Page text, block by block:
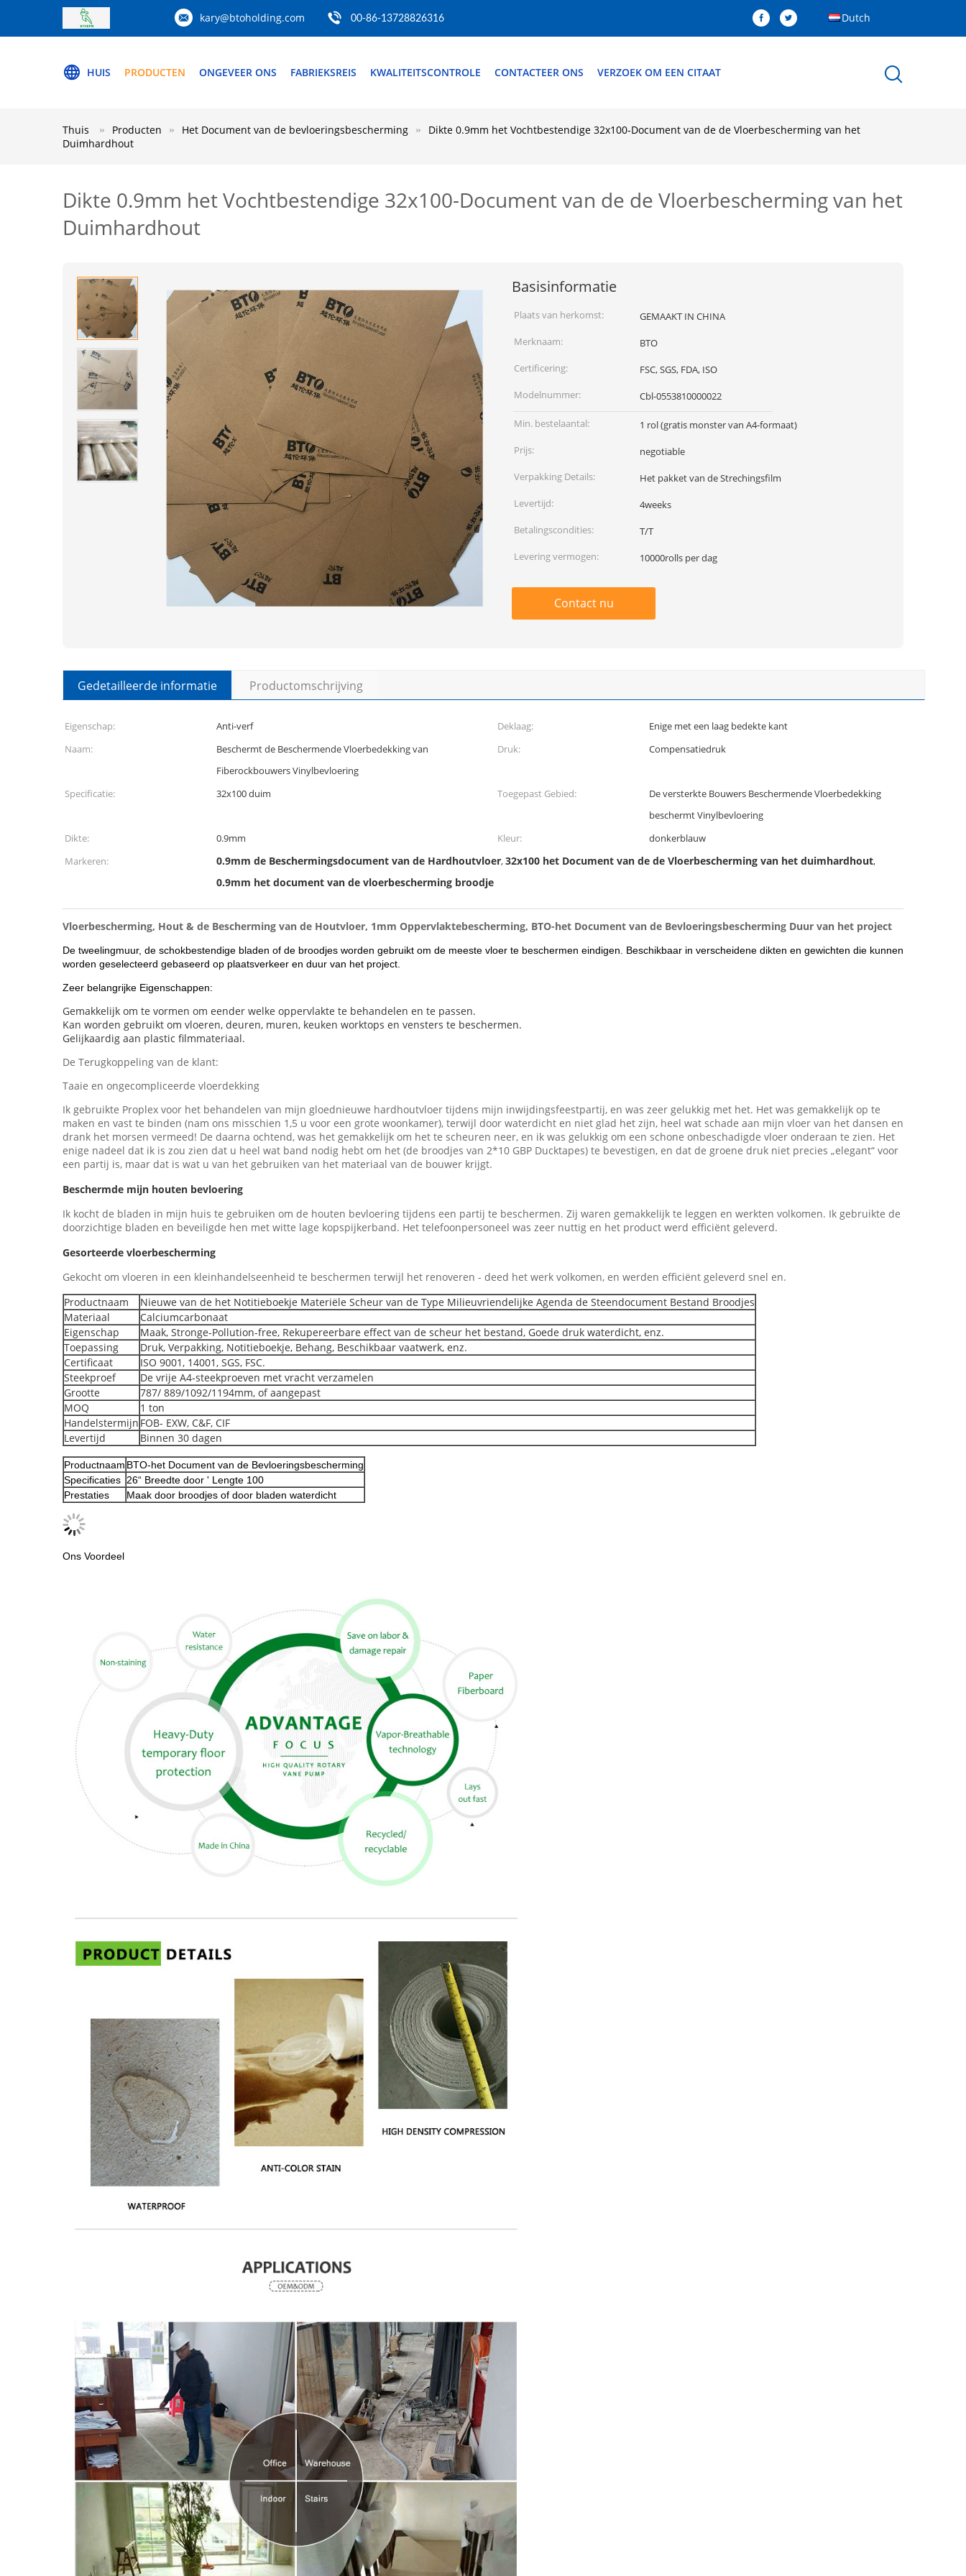
VERZENDEN
kary@btoholding.com 00-86-13728826316 Dutch
HUIS PRODUCTEN ONGEVEER ONS FABRIEKSREIS KWALITEITSCONTROLE CONTACTEER ONS VERZOEK OM EEN CITAAT
Thuis Producten Het Document van de bevloeringsbescherming
Dikte 0.9mm het Vochtbestendige 32x100-Document van de de Vloerbescherming van het
Duimhardhout
Dikte 0.9mm het Vochtbestendige 32x100-Document van de de Vloerbescherming van het
Duimhardhout
Basisinformatie
Plaats van herkomst:
GEMAAKT IN CHINA
Merknaam:
BTO
Certificering:
FSC, SGS, FDA, ISO
Modelnummer:
Cbl-0553810000022
Min. bestelaantal:
1 rol (gratis monster van A4-formaat)
Prijs:
negotiable
Verpakking Details:
Het pakket van de Strechingsfilm
Levertijd:
4weeks
Betalingscondities:
T/T
Levering vermogen:
10000rolls per dag
Contact nu
Gedetailleerde informatie Productomschrijving
Eigenschap: Anti-verf Deklaag:
Enige met een laag bedekte kant
Naam:
Beschermt de Beschermende Vloerbedekking van
Fiberockbouwers Vinylbevloering
Druk: Compensatiedruk
Specificatie: 32x100 duim Toegepast Gebied:
De versterkte Bouwers Beschermende Vloerbedekking
beschermt Vinylbevloering
Dikte:
0.9mm Kleur:
donkerblauw
Markeren:
0.9mm de Beschermingsdocument van de Hardhoutvloer,32x100 het Document van de de Vloerbescherming van het duimhardhout,
0.9mm het document van de vloerbescherming broodje
Vloerbescherming, Hout & de Bescherming van de Houtvloer, 1mm Oppervlaktebescherming, BTO-het Document van de Bevloeringsbescherming Duur van het project
De tweelingmuur, de schokbestendige bladen of de broodjes worden gebruikt om de meeste vloer te beschermen eindigen. Beschikbaar in verscheidene dikten en gewichten die kunnen
worden geselecteerd gebaseerd op plaatsverkeer en duur van het project.
Zeer belangrijke Eigenschappen:
Gemakkelijk om te vormen om eender welke oppervlakte te behandelen en te passen.
Kan worden gebruikt om vloeren, deuren, muren, keuken worktops en vensters te beschermen.
Gelijkaardig aan plastic filmmateriaal.
De Terugkoppeling van de klant:
Taaie en ongecompliceerde vloerdekking
Ik gebruikte Proplex voor het behandelen van mijn gloednieuwe hardhoutvloer tijdens mijn inwijdingsfeestpartij, en was zeer gelukkig met het. Het was gemakkelijk op te
maken en vast te binden (nam ons misschien 1,5 u voor een grote woonkamer), terwijl door waterdicht en niet glad het zijn, heel wat schade aan mijn vloer van het dansen en
drank het morsen vermeed! De daarna ochtend, was het gemakkelijk om het te scheuren neer, en ik was gelukkig om een schone onbeschadigde vloer onderaan te zien. Het
enige nadeel dat ik is zou zien dat u heel wat band nodig hebt om het (de broodjes van 2*10 GBP Ducktapes) te bevestigen, en dat de groene druk niet precies „elegant“ voor
een partij is, maar dat is wat u van het gebruiken van het materiaal van de bouwer krijgt.
Beschermde mijn houten bevloering
Ik kocht de bladen in mijn huis te gebruiken om de houten bevloering tijdens een partij te beschermen. Zij waren gemakkelijk te leggen en werkten volkomen. Ik gebruikte de
doorzichtige bladen en beveiligde hen met witte lage kopspijkerband. Het telefoonpersoneel was zeer nuttig en het product werd efficiënt geleverd.
Gesorteerde vloerbescherming
Gekocht om vloeren in een kleinhandelseenheid te beschermen terwijl het renoveren - deed het werk volkomen, en werden efficiënt geleverd snel en.
Productnaam
Nieuwe van de het Notitieboekje Materiële Scheur van de Type Milieuvriendelijke Agenda de Steendocument Bestand Broodjes
Materiaal
Calciumcarbonaat
Eigenschap
Maak, Stronge-Pollution-free, Rekupereerbare effect van de scheur het bestand, Goede druk waterdicht, enz.
Toepassing
Druk, Verpakking, Notitieboekje, Behang, Beschikbaar vaatwerk, enz.
Certificaat
ISO 9001, 14001, SGS, FSC.
Steekproef
De vrije A4-steekproeven met vracht verzamelen
Grootte
787/ 889/1092/1194mm, of aangepast
MOQ
1 ton
Handelstermijn FOB- EXW, C&F, CIF
Levertijd
Binnen 30 dagen
Productnaam BTO-het Document van de Bevloeringsbescherming
Specificaties 26“ Breedte door ' Lengte 100
Prestaties
Maak door broodjes of door bladen waterdicht
Ons Voordeel